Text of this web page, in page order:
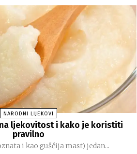
NARODNI LIJEKOVI
ljekovitost i kako je koristiti
pravilno
i kao guščija mast) jedan...